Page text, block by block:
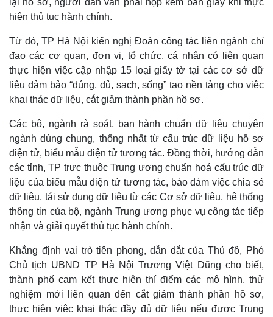
lại hồ sơ, người dân vẫn phải nộp kèm bản giấy khi thực
hiện thủ tục hành chính.
Từ đó, TP Hà Nội kiến nghị Đoàn công tác liên ngành chỉ
đạo các cơ quan, đơn vị, tổ chức, cá nhân có liên quan
thực hiện việc cập nhập 15 loại giấy tờ tại các cơ sở dữ
liệu đảm bảo “đúng, đủ, sạch, sống” tạo nền tảng cho việc
khai thác dữ liệu, cắt giảm thành phần hồ sơ.
Các bộ, ngành rà soát, ban hành chuẩn dữ liệu chuyên
ngành dùng chung, thống nhất từ cấu trúc dữ liệu hồ sơ
điện tử, biểu mẫu điện tử tương tác. Đồng thời, hướng dẫn
các tỉnh, TP trực thuộc Trung ương chuẩn hoá cấu trúc dữ
liệu của biểu mẫu điện tử tương tác, bảo đảm việc chia sẻ
dữ liệu, tái sử dụng dữ liệu từ các Cơ sở dữ liệu, hệ thống
thông tin của bộ, ngành Trung ương phục vụ công tác tiếp
nhận và giải quyết thủ tục hành chính.
Khẳng định vai trò tiên phong, dẫn dắt của Thủ đô, Phó
Chủ tịch UBND TP Hà Nội Trương Việt Dũng cho biết,
thành phố cam kết thực hiện thí điểm các mô hình, thử
nghiệm mới liên quan đến cắt giảm thành phần hồ sơ,
thực hiện việc khai thác đầy đủ dữ liệu nếu được Trung